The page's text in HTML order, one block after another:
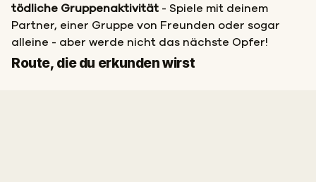
tödliche Gruppenaktivität - Spiele mit deinem
Partner, einer Gruppe von Freunden oder sogar
alleine - aber werde nicht das nächste Opfer!
Route, die du erkunden wirst
Start
Ziel